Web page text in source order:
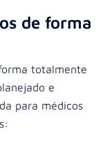
de forma
totalmente
e
para médicos